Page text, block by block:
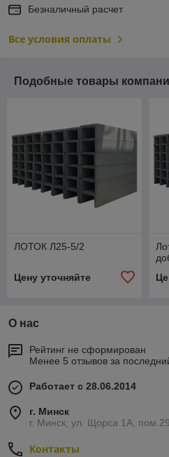
Безналичный расчет
Все условия оплаты
Подобные товары
ЛОТОК Л25-5/2
Цену уточняйте
О нас
Рейтинг не сформирован
Менее 5 отзывов за
Работает с 28.06.2014
г. Минск
г. Минск, ул. Щорса 1А,
Контакты